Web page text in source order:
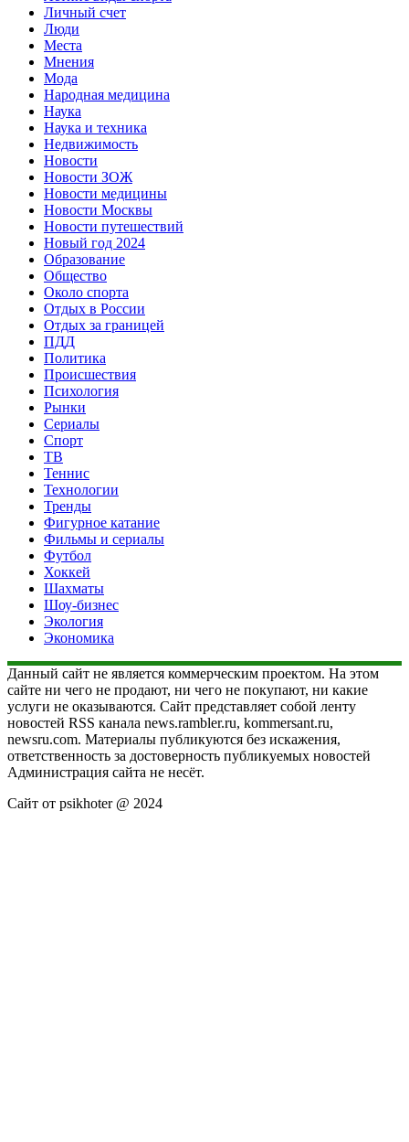
Личный счет
Люди
Места
Мнения
Мода
Народная медицина
Наука
Наука и техника
Недвижимость
Новости
Новости ЗОЖ
Новости медицины
Новости Москвы
Новости путешествий
Новый год 2024
Образование
Общество
Около спорта
Отдых в России
Отдых за границей
ПДД
Политика
Происшествия
Психология
Рынки
Сериалы
Спорт
ТВ
Теннис
Технологии
Тренды
Фигурное катание
Фильмы и сериалы
Футбол
Хоккей
Шахматы
Шоу-бизнес
Экология
Экономика
Данный сайт не является коммерческим проектом. На этом
сайте ни чего не продают, ни чего не покупают, ни какие
услуги не оказываются. Сайт представляет собой ленту
новостей RSS канала news.rambler.ru, kommersant.ru,
newsru.com. Материалы публикуются без искажения,
ответственность за достоверность публикуемых новостей
Администрация сайта не несёт.
Сайт от psikhoter @ 2024